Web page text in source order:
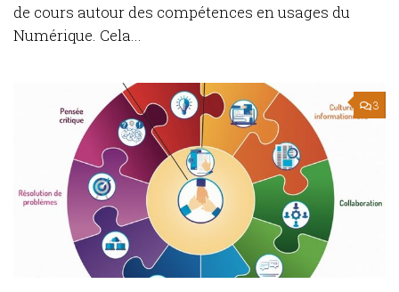
de cours autour des compétences en usages du
Numérique. Cela...
3